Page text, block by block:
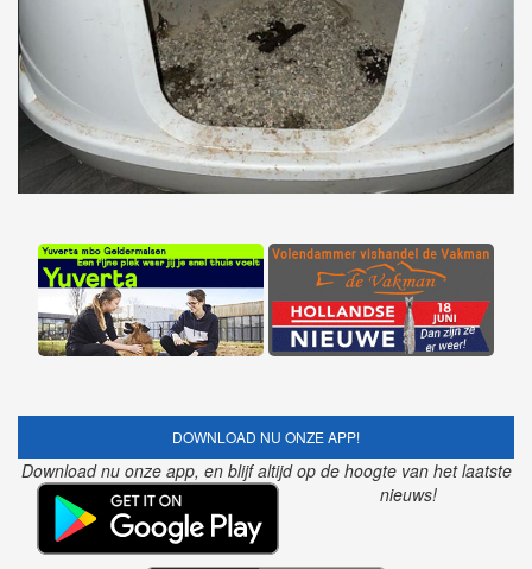
DOWNLOAD NU ONZE APP!
Download nu onze app, en blijf altijd op de hoogte van het laatste
nieuws!